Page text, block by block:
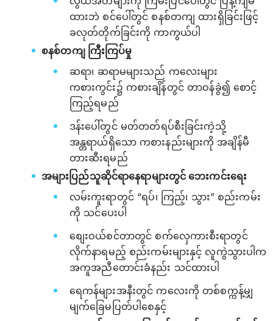
ထားဘဲ စင်ပေါ်တွင် စနစ်တကျ ထားရှိခြင်းဖြင့်
ခလုတ်တိုက်ခြင်းကို ကာကွယ်ပါ
စနစ်တကျ ကြီးကြပ်မှု
ဆရာ၊ ဆရာမများသည် ကလေးများ
ကစားကွင်း၌ ကစားချိန်တွင် တာဝန်ခွဲ၍ စောင့်
ကြည့်ရမည်
ဒန်းပေါ်တွင် မတ်တတ်ရပ်စီးခြင်းကဲ့သို့
အန္တရာယ်ရှိသော ကစားနည်းများကို အချိန်မီ
တားဆီးရမည်
အများပြည်သူဆိုင်ရာနေရာများတွင် ဘေးကင်းရေး
လမ်းကူးရာတွင် “ရပ်၊ ကြည့်၊ သွား” စည်းကမ်း
ကို သင်ပေးပါ
စျေးဝယ်စင်တာတွင် စက်လှေကားစီးရာတွင်
လိုက်နာရမည့် စည်းကမ်းများနှင့် လူကွဲသွားပါက
အကူအညီတောင်းခံနည်း သင်ထားပါ
ရေကန်များအနီးတွင် ကလေးကို တစ်စက္ကန့်မျှ
မျက်ခြေမပြတ်ပါစေနှင့်